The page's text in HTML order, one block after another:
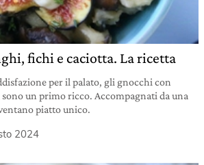
fichi e caciotta. La ricetta
per il palato, gli gnocchi con
un primo ricco. Accompagnati da una
piatto unico.
2024